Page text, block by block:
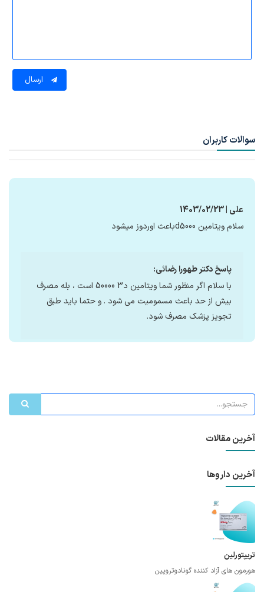
ارسال
سوالات کاربران
علی | 1403/02/23
سلام ویتامین d5000باعث اوردوز میشود
پاسخ دکتر طهورا رضائی:
با سلام اگر منظور شما ویتامین د3 50000 است ، بله مصرف
بیش از حد باعث مسمومیت می شود . و حتما باید طبق
تجویز پزشک مصرف شود.
آخرین مقالات
آخرین داروها
تریپتورلین
هورمون های آزاد کننده گونادوتروپین